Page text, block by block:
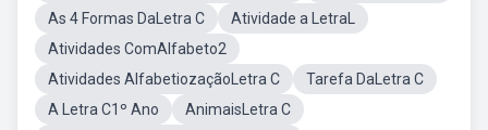
As 4 Formas DaLetra C
Atividade a LetraL
Atividades ComAlfabeto2
Atividades AlfabetiozaçãoLetra C
Tarefa DaLetra C
A Letra C1º Ano
AnimaisLetra C